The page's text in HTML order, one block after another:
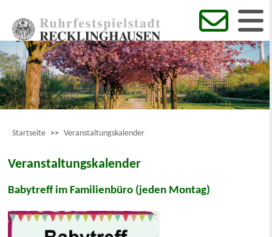
Startseite >> Veranstaltungskalender
Veranstaltungskalender
Babytreff im Familienbüro (jeden Montag)